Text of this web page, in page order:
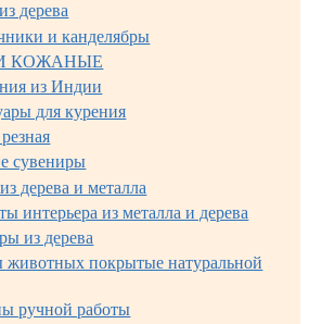
дерева
и канделябры
КОЖАНЫЕ
из Индии
для курения
сувениры
дерева и металла
интерьера из металла и дерева
из дерева
покрытые натуральной
ручной работы